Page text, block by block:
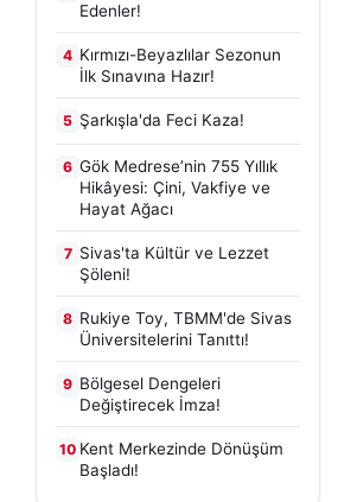
Edenler!
4 Kırmızı-Beyazlılar Sezonun
İlk Sınavına Hazır!
5 Şarkışla'da Feci Kaza!
6 Gök Medrese’nin 755 Yıllık
Hikâyesi: Çini, Vakfiye ve
Hayat Ağacı
7 Sivas'ta Kültür ve Lezzet
Şöleni!
8 Rukiye Toy, TBMM'de Sivas
Üniversitelerini Tanıttı!
9 Bölgesel Dengeleri
Değiştirecek İmza!
10 Kent Merkezinde Dönüşüm
Başladı!